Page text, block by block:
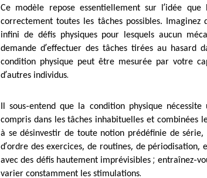
Ce modèle repose essentiellement sur l’idée que
correctement toutes les tâches possibles. Imaginez
infini de défis physiques pour lesquels aucun
demande d’effectuer des tâches tirées au hasard
condition physique peut être mesurée par votre
d’autres individus.
Il sous-entend que la condition physique
compris dans les tâches inhabituelles et combinées
à se désinvestir de toute notion prédéfinie de série,
d’ordre des exercices,de routines, de périodisation,
avec des défis hautement imprévisibles; entraînez-
varier constamment les stimulations.